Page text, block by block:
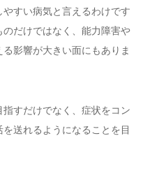
すい病気と言えるわけです
だけではなく、能力障害や
影響が大きい面にもありま
すだけでなく、症状をコン
送れるようになることを目